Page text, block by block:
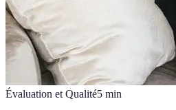
Évaluation et Qualité5 min